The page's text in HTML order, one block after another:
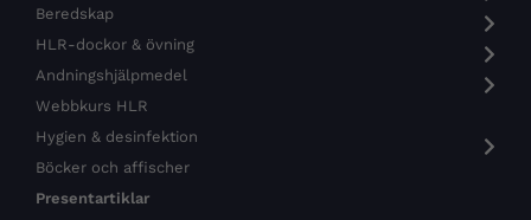
Beredskap
HLR-dockor & övning
Andningshjälpmedel
Webbkurs HLR
Hygien & desinfektion
Böcker och affischer
Presentartiklar